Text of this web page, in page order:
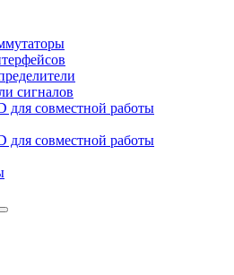
сигналов
для совместной работы
для совместной работы